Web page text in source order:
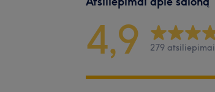
4,9 279 atsiliepimai